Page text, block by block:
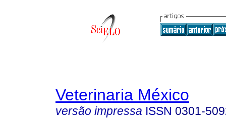
Veterinaria México
versão impressa ISSN 0301-